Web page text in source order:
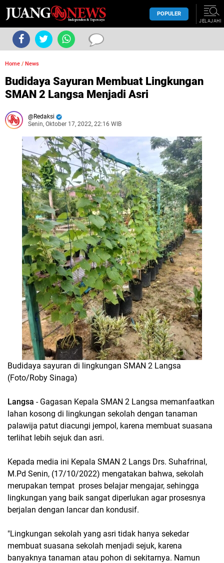
POPULER
JELAJAHI
Home / News
Budidaya Sayuran Membuat Lingkungan
SMAN 2 Langsa Menjadi Asri
Redaksi
Senin, Oktober 17, 2022, 22:16 WIB
Budidaya sayuran di lingkungan SMAN 2 Langsa
(Foto/Roby Sinaga)
Langsa - Gagasan Kepala SMAN 2 Langsa memanfaatkan
lahan kosong di lingkungan sekolah dengan tanaman
palawija patut diacungi jempol, karena membuat suasana
terlihat lebih sejuk dan asri.
Kepada media ini Kepala SMAN 2 Langs Drs. Suhafrinal,
M.Pd Senin, (17/10/2022) mengatakan bahwa, sekolah
merupakan tempat proses belajar mengajar, sehingga
lingkungan yang baik sangat diperlukan agar prosesnya
berjalan dengan lancar dan kondusif.
"Lingkungan sekolah yang asri tidak hanya sekedar
membuat suasana sekolah menjadi sejuk, karena
banyaknya tanaman atau pohon di sekitarnya. Namun